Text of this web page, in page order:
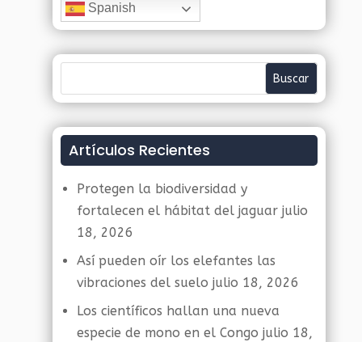
Spanish
Artículos Recientes
Protegen la biodiversidad y
fortalecen el hábitat del jaguar julio
18, 2026
Así pueden oír los elefantes las
vibraciones del suelo julio 18, 2026
Los científicos hallan una nueva
especie de mono en el Congo julio 18,